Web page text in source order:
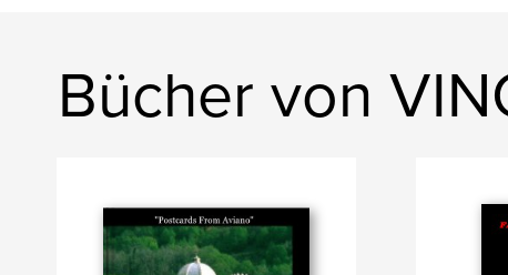
Bücher von